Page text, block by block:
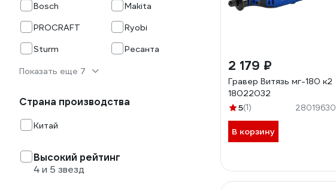
Bosch
Makita
PROCRAFT
Ryobi
Sturm
Ресанта
Показать еще 7
Страна производства
Китай
Высокий рейтинг
4 и 5 звезд
2 179 ₽
Гравер Витязь мг-180 к2
18022032
5(1) 28019630
В корзину